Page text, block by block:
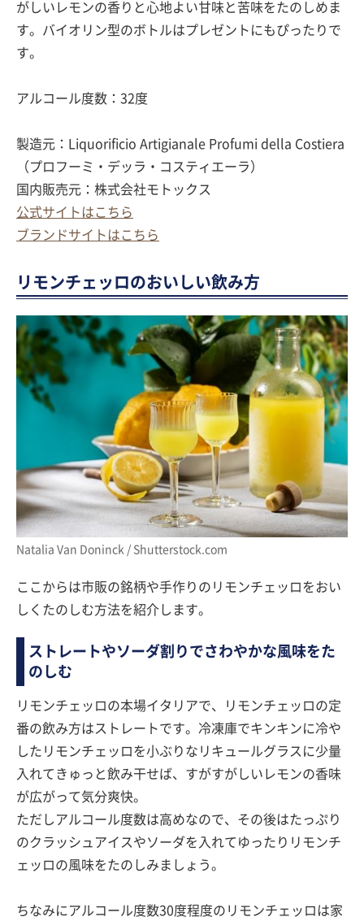
がしいレモンの香りと心地よい甘味と苦味をたのしめま
す。バイオリン型のボトルはプレゼントにもぴったりで
す。
アルコール度数：32度
製造元：Liquorificio Artigianale Profumi della Costiera
（プロフーミ・デッラ・コスティエーラ）
国内販売元：株式会社モトックス
公式サイトはこちら
ブランドサイトはこちら
リモンチェッロのおいしい飲み方
Natalia Van Doninck / Shutterstock.com
ここからは市販の銘柄や手作りのリモンチェッロをおい
しくたのしむ方法を紹介します。
ストレートやソーダ割りでさわやかな風味をた
のしむ
リモンチェッロの本場イタリアで、リモンチェッロの定
番の飲み方はストレートです。冷凍庫でキンキンに冷や
したリモンチェッロを小ぶりなリキュールグラスに少量
入れてきゅっと飲み干せば、すがすがしいレモンの香味
が広がって気分爽快。
ただしアルコール度数は高めなので、その後はたっぷり
のクラッシュアイスやソーダを入れてゆったりリモンチ
ェッロの風味をたのしみましょう。
ちなみにアルコール度数30度程度のリモンチェッロは家